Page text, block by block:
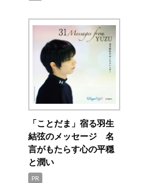
「ことだま」宿る羽生
結弦のメッセージ 名
言がもたらす心の平穏
と潤い
PR